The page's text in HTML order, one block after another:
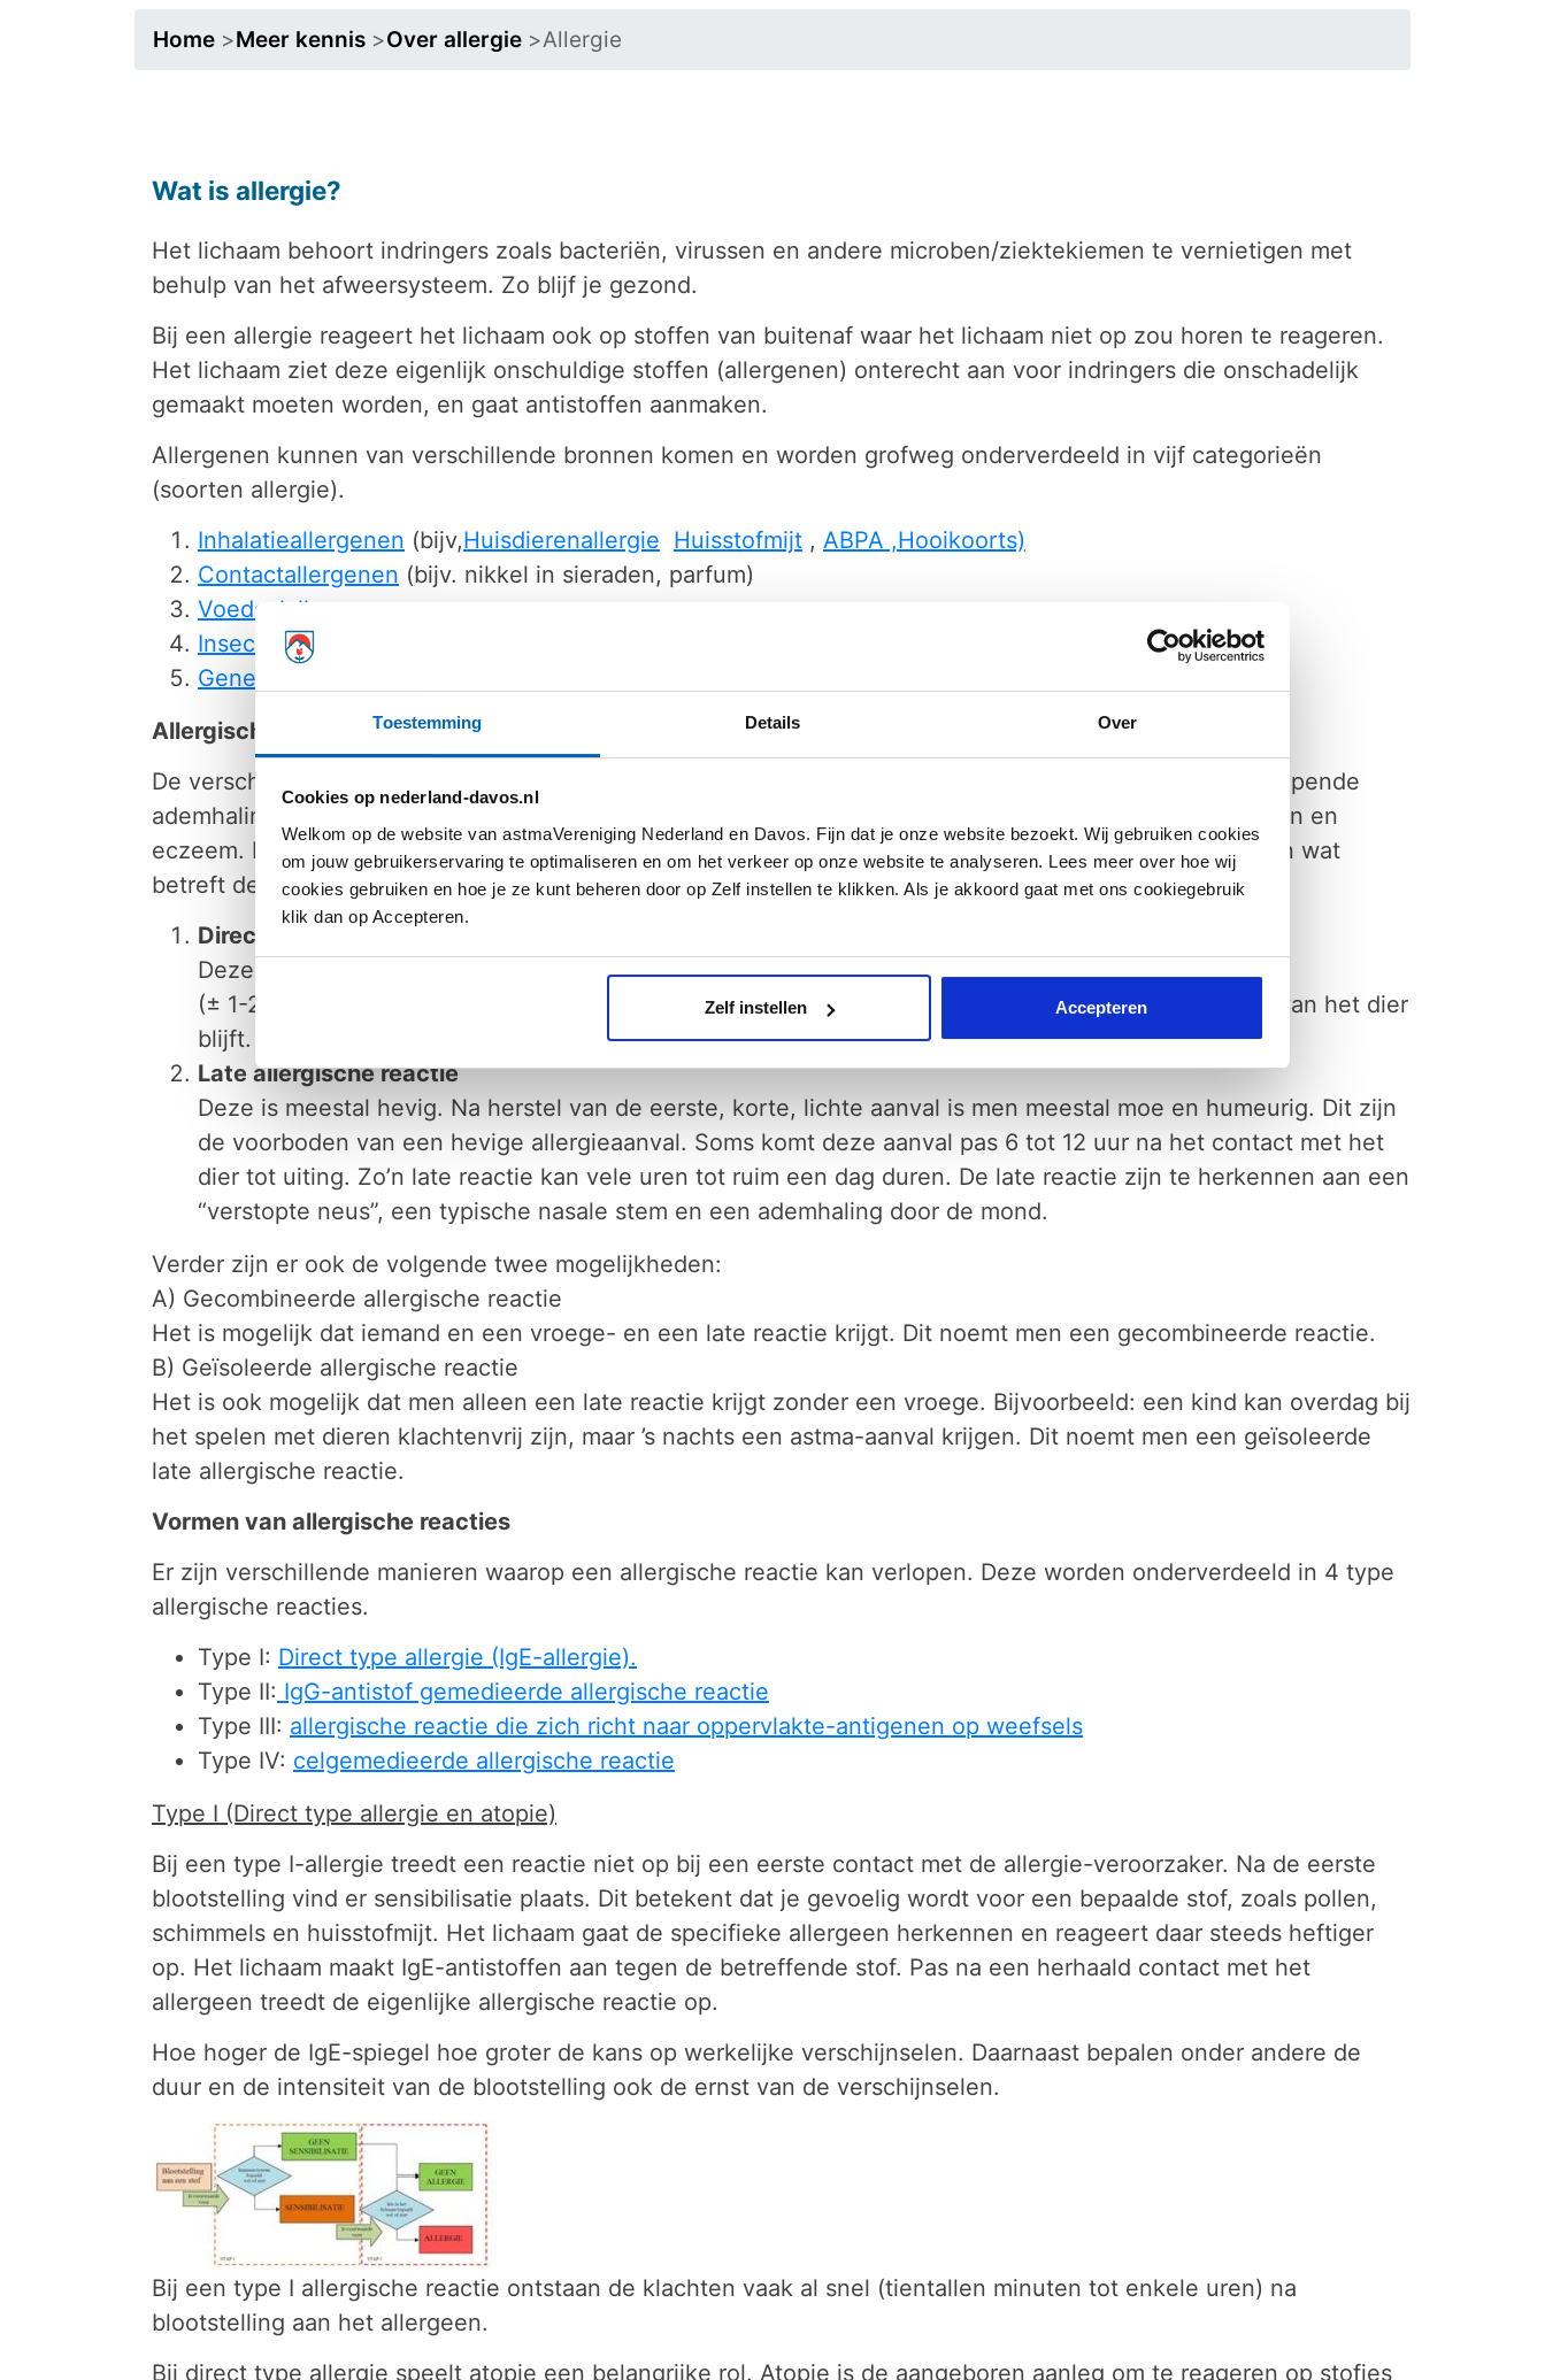
Toestemming Details Over
Cookies op nederland-davos.nl
Welkom op de website van astmaVereniging Nederland en Davos. Fijn dat je onze website bezoekt. Wij gebruiken cookies
om jouw gebruikerservaring te optimaliseren en om het verkeer op onze website te analyseren. Lees meer over hoe wij
cookies gebruiken en hoe je ze kunt beheren door op Zelf instellen te klikken. Als je akkoord gaat met ons cookiegebruik
klik dan op Accepteren.
Zelf instellen Accepteren
Home >Meer kennis >Over allergie >Allergie
Wat is allergie?
Het lichaam behoort indringers zoals bacteriën, virussen en andere microben/ziektekiemen te vernietigen met
behulp van het afweersysteem. Zo blijf je gezond.
Bij een allergie reageert het lichaam ook op stoffen van buitenaf waar het lichaam niet op zou horen te reageren.
Het lichaam ziet deze eigenlijk onschuldige stoffen (allergenen) onterecht aan voor indringers die onschadelijk
gemaakt moeten worden, en gaat antistoffen aanmaken.
Allergenen kunnen van verschillende bronnen komen en worden grofweg onderverdeeld in vijf categorieën
(soorten allergie).
Inhalatieallergenen (bijv,Huisdierenallergie Huisstofmijt , ABPA ,Hooikoorts)
Contactallergenen (bijv. nikkel in sieraden, parfum)
Voedselallergenen
Insecten gif allergenen
Geneesmiddelenallergenen
Allergische reactie
De verschijnselen die kunnen optreden bij een (huis)dieren-allergie zijn gevarieerd: niezen, hoesten, piepende
ademhaling, jeuk aan de ogen en oren, opgezette ogen en gezicht, en wat betreft de huid: uitslag, bulten en
eczeem. Deze verschijnselen treden echter lang niet altijd samen op. Het is belangrijk te weten, dat men wat
betreft de luchtwegen op twee manieren kan reageren:
Directe allergische reactie
Deze treedt op binnen 20 minuten en is meestal kortdurend
(± 1-2 uur). De klachten zijn meestal niet ernstig en gaan vanzelf over als men niet in de omgeving van het dier
blijft. Vaak herkent men de vroege reactie aan niesbuien en hevige neusloop.
Late allergische reactie
Deze is meestal hevig. Na herstel van de eerste, korte, lichte aanval is men meestal moe en humeurig. Dit zijn
de voorboden van een hevige allergieaanval. Soms komt deze aanval pas 6 tot 12 uur na het contact met het
dier tot uiting. Zo’n late reactie kan vele uren tot ruim een dag duren. De late reactie zijn te herkennen aan een
“verstopte neus”, een typische nasale stem en een ademhaling door de mond.
Verder zijn er ook de volgende twee mogelijkheden:
A) Gecombineerde allergische reactie
Het is mogelijk dat iemand en een vroege- en een late reactie krijgt. Dit noemt men een gecombineerde reactie.
B) Geïsoleerde allergische reactie
Het is ook mogelijk dat men alleen een late reactie krijgt zonder een vroege. Bijvoorbeeld: een kind kan overdag bij
het spelen met dieren klachtenvrij zijn, maar ’s nachts een astma-aanval krijgen. Dit noemt men een geïsoleerde
late allergische reactie.
Vormen van allergische reacties
Er zijn verschillende manieren waarop een allergische reactie kan verlopen. Deze worden onderverdeeld in 4 type
allergische reacties.
Type I: Direct type allergie (IgE-allergie).
Type II: IgG-antistof gemedieerde allergische reactie
Type III: allergische reactie die zich richt naar oppervlakte-antigenen op weefsels
Type IV: celgemedieerde allergische reactie
Type I (Direct type allergie en atopie)
Bij een type I-allergie treedt een reactie niet op bij een eerste contact met de allergie-veroorzaker. Na de eerste
blootstelling vind er sensibilisatie plaats. Dit betekent dat je gevoelig wordt voor een bepaalde stof, zoals pollen,
schimmels en huisstofmijt. Het lichaam gaat de specifieke allergeen herkennen en reageert daar steeds heftiger
op. Het lichaam maakt IgE-antistoffen aan tegen de betreffende stof. Pas na een herhaald contact met het
allergeen treedt de eigenlijke allergische reactie op.
Hoe hoger de IgE-spiegel hoe groter de kans op werkelijke verschijnselen. Daarnaast bepalen onder andere de
duur en de intensiteit van de blootstelling ook de ernst van de verschijnselen.
Bij een type I allergische reactie ontstaan de klachten vaak al snel (tientallen minuten tot enkele uren) na
blootstelling aan het allergeen.
Bij direct type allergie speelt atopie een belangrijke rol. Atopie is de aangeboren aanleg om te reageren op stofjes